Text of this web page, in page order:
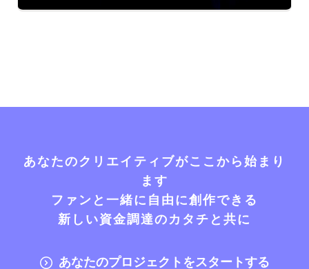
あなたのクリエイティブがここから始まり
ます
ファンと一緒に自由に創作できる
新しい資金調達のカタチと共に
あなたのプロジェクトをスタートする